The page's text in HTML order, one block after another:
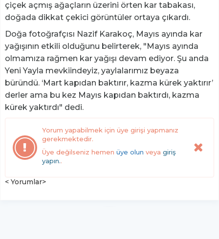
çiçek açmış ağaçların üzerini örten kar tabakası,
doğada dikkat çekici görüntüler ortaya çıkardı.
Doğa fotoğrafçısı Nazif Karakoç, Mayıs ayında kar
yağışının etkili olduğunu belirterek, "Mayıs ayında
olmamıza rağmen kar yağışı devam ediyor. Şu anda
Yeni Yayla mevkiindeyiz, yaylalarımız beyaza
büründü. ‘Mart kapıdan baktırır, kazma kürek yaktırır’
derler ama bu kez Mayıs kapıdan baktırdı, kazma
kürek yaktırdı" dedi.
Yorum yapabilmek için üye girişi yapmanız
gerekmektedir.
Üye değilseniz hemen üye olun veya giriş
yapın..
< Yorumlar>